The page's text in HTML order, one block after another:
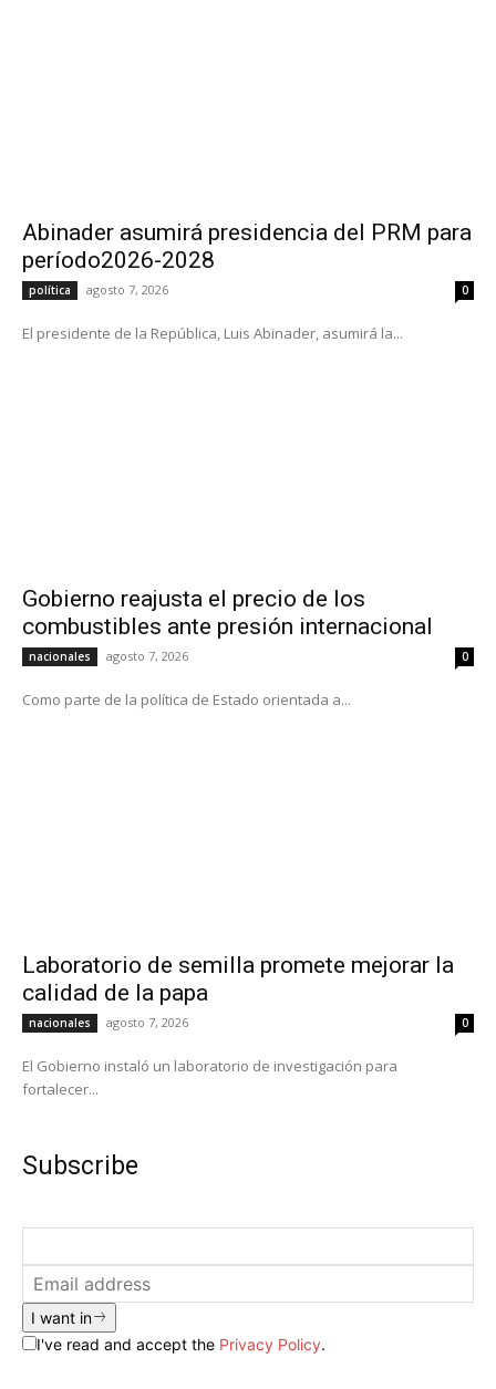
Abinader asumirá presidencia del PRM para
período2026-2028
política agosto 7, 2026 0
El presidente de la República, Luis Abinader, asumirá la...
Gobierno reajusta el precio de los
combustibles ante presión internacional
nacionales agosto 7, 2026 0
Como parte de la política de Estado orientada a...
Laboratorio de semilla promete mejorar la
calidad de la papa
nacionales agosto 7, 2026 0
El Gobierno instaló un laboratorio de investigación para
fortalecer...
Subscribe
I want in
I've read and accept the Privacy Policy.